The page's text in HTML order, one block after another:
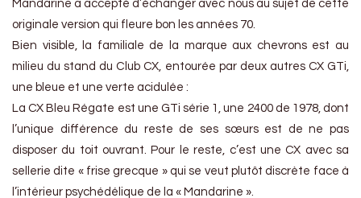
Mandarine a accepté d’échanger avec nous au sujet de cette
originale version qui fleure bon les années 70.
Bien visible, la familiale de la marque aux chevrons est au
milieu du stand du Club CX, entourée par deux autres CX GTi,
une bleue et une verte acidulée :
La CX Bleu Régate est une GTi série 1, une 2400 de 1978, dont
l’unique différence du reste de ses sœurs est de ne pas
disposer du toit ouvrant. Pour le reste, c’est une CX avec sa
sellerie dite « frise grecque » qui se veut plutôt discrète face à
l’intérieur psychédélique de la « Mandarine ».